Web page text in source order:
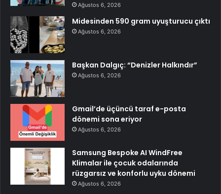
Ağustos 6, 2026
Midesinden 590 gram uyuşturucu çıktı
Ağustos 6, 2026
Başkan Dalgıç: “Denizler Halkındır”
Ağustos 6, 2026
Gmail’de üçüncü taraf e-posta
dönemi sona eriyor
Ağustos 6, 2026
Samsung Bespoke AI WindFree
Klimalar ile çocuk odalarında
rüzgarsız ve konforlu uyku dönemi
Ağustos 6, 2026